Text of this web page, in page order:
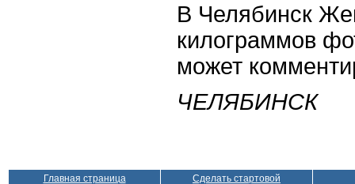
В Челябинск
килограммов
может
ЧЕЛЯБИНСК
Главная страница Сделать стартовой